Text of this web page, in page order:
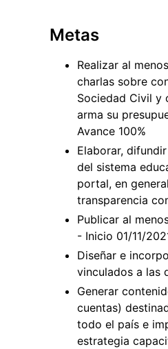
Metas
Realizar al
charlas sobre
Sociedad Civil y
arma su
Avance 100%
Elaborar,
del sistema
portal, en
transparencia
Publicar al
- Inicio 01/11/
Diseñar e
vinculados a las
Generar
cuentas)
todo el país e
estrategia